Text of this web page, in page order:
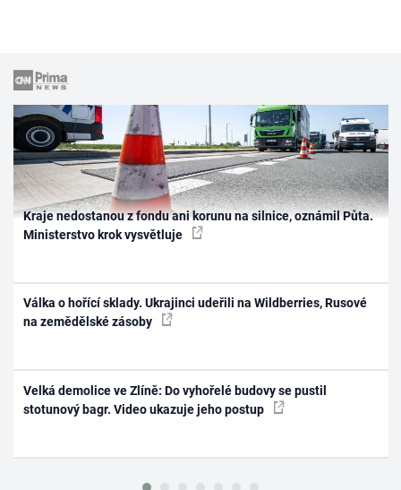
Kraje nedostanou z fondu ani korunu na silnice, oznámil Půta.
Ministerstvo krok vysvětluje
Válka o hořící sklady. Ukrajinci udeřili na Wildberries, Rusové
na zemědělské zásoby
Velká demolice ve Zlíně: Do vyhořelé budovy se pustil
stotunový bagr. Video ukazuje jeho postup